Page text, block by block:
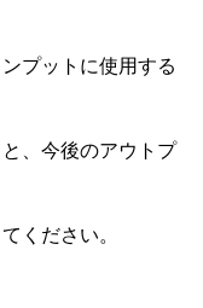
プットに使用する
、今後のアウトプ
ください。